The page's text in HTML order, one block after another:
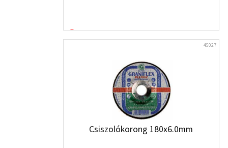
45027
Csiszolókorong 180x6.0mm